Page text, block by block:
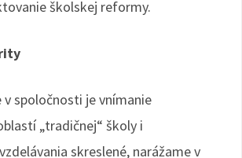
školskej reformy.
spoločnosti je vnímanie
„tradičnej“ školy i
skreslené, narážame v